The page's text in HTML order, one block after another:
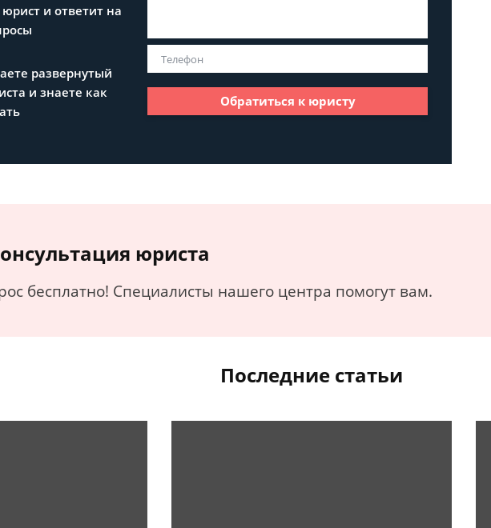
и ответит на
развернутый
и знаете как
Обратиться к юристу
юриста
бесплатно! Специалисты нашего центра помогут вам.
Последние статьи